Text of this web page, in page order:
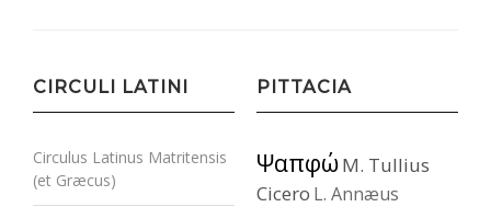
CIRCULI LATINI
Circulus Latinus Matritensis
(et Græcus)
PITTACIA
ΨαπφώM. Tullius
Cicero L. Annæus